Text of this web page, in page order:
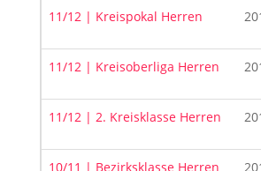
11/12 | Kreispokal Herren
11/12 | Kreisoberliga Herren
11/12 | 2. Kreisklasse Herren
10/11 | Bezirksklasse Herren